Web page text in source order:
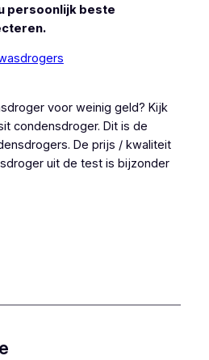
persoonlijk beste
voor weinig geld? Kijk
condensdroger. Dit is de
De prijs / kwaliteit
uit de test is bijzonder